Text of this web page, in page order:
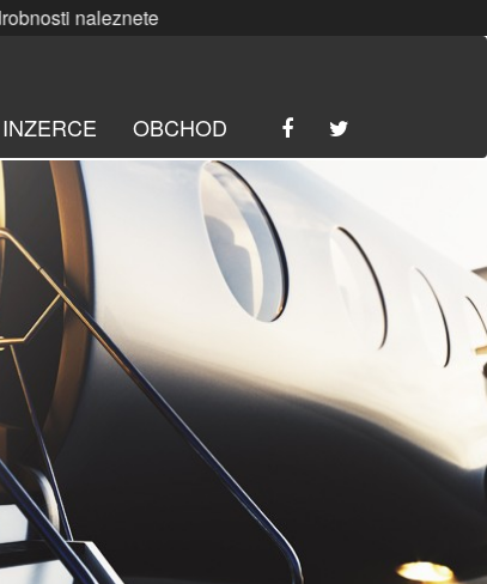
ZDE. | SRPNOVÁ soutěž! Podrobnosti
INZERCE OBCHOD